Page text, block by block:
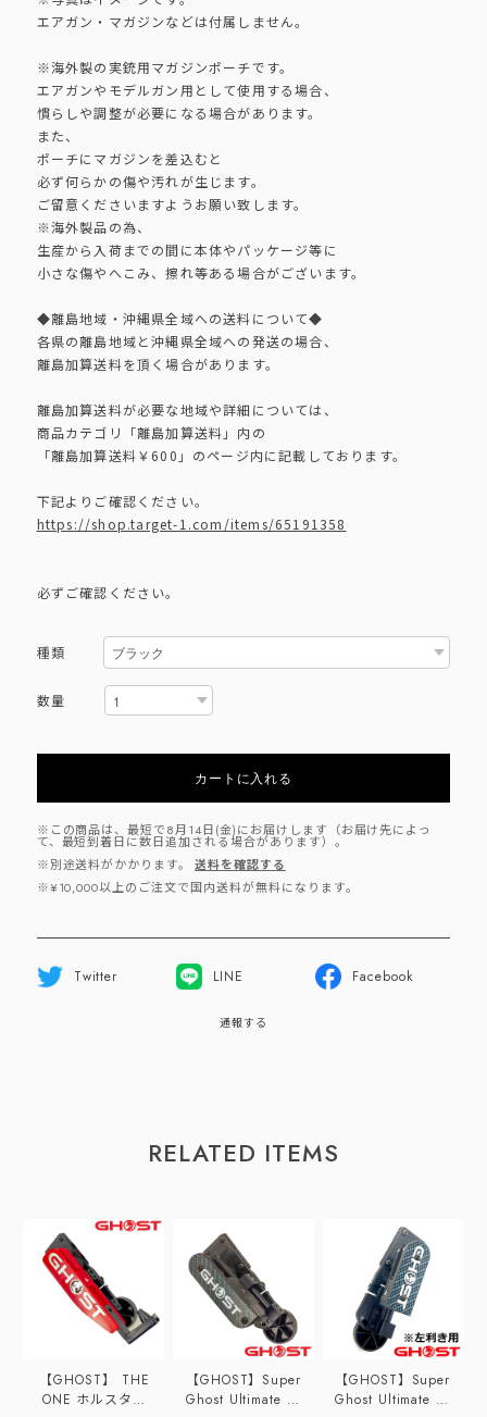
エアガン・マガジンなどは付属しません。
※海外製の実銃用マガジンポーチです。
エアガンやモデルガン用として使用する場合、
慣らしや調整が必要になる場合があります。
また、
ポーチにマガジンを差込むと
必ず何らかの傷や汚れが生じます。
ご留意くださいますようお願い致します。
※海外製品の為、
生産から入荷までの間に本体やパッケージ等に
小さな傷やへこみ、擦れ等ある場合がございます。
◆離島地域・沖縄県全域への送料について◆
各県の離島地域と沖縄県全域への発送の場合、
離島加算送料を頂く場合があります。
離島加算送料が必要な地域や詳細については、
商品カテゴリ「離島加算送料」内の
「離島加算送料￥600」のページ内に記載しております。
下記よりご確認ください。
https://shop.target-1.com/items/65191358
必ずご確認ください。
種類
数量
カートに入れる
※この商品は、最短で8月14日(金)にお届けします（お届け先によっ
て、最短到着日に数日追加される場合があります）。
※別途送料がかかります。
送料を確認する
※¥10,000以上のご注文で国内送料が無料になります。
Twitter LINE Facebook
通報する
RELATED ITEMS
【GHOST】 THE
ONE ホルスター
【GHOST】Super
Ghost Ultimate ホ
【GHOST】Super
Ghost Ultimate ホ